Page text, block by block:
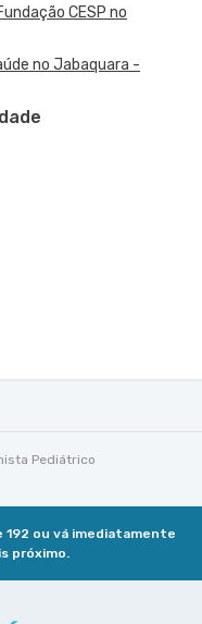
CESP no
no Jabaquara -
Pediátrico
192 ou vá imediatamente
próximo.